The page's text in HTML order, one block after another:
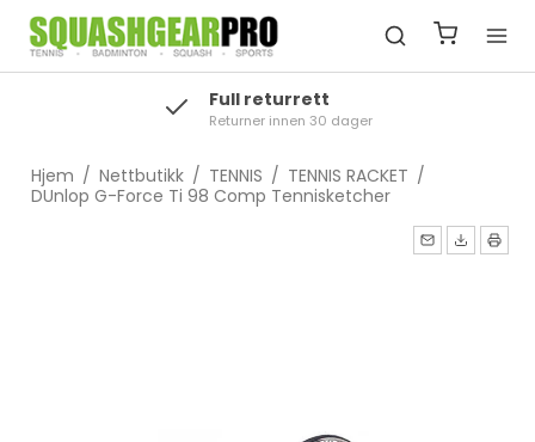
Full returrett
Returner innen 30 dager
Hjem / Nettbutikk / TENNIS / TENNIS RACKET /
DUnlop G-Force Ti 98 Comp Tennisketcher